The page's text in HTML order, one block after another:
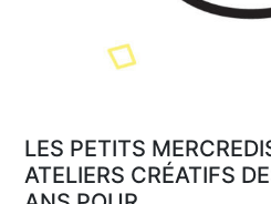
LES PETITS
ATELIERS CRÉATIFS